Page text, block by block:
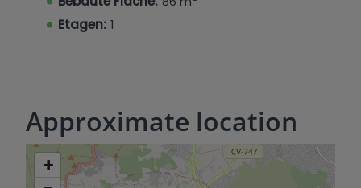
Etagen: 1
Approximate location
+